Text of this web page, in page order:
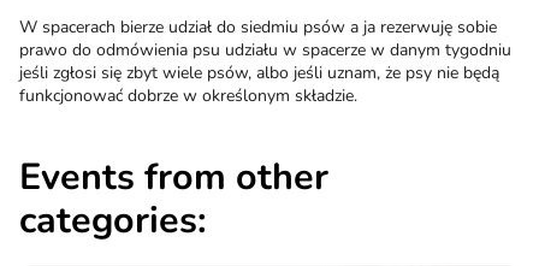
W spacerach bierze udział do siedmiu psów a ja rezerwuję sobie
prawo do odmówienia psu udziału w spacerze w danym tygodniu
jeśli zgłosi się zbyt wiele psów, albo jeśli uznam, że psy nie będą
funkcjonować dobrze w określonym składzie.
Events from other
categories: